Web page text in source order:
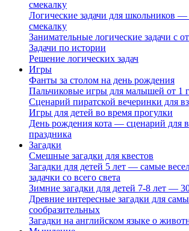
смекалку
Логические задачи для школьников —
смекалку
Занимательные логические задачи с
Задачи по истории
Решение логических задач
Игры
Фанты за столом на день рождения
Пальчиковые игры для малышей от 1
Сценарий пиратской вечеринки для
Игры для детей во время прогулки
День рождения кота — сценарий для
праздника
Загадки
Смешные загадки для квестов
Загадки для детей 5 лет — самые
задачки со всего света
Зимние загадки для детей 7-8 лет —
Древние интересные загадки для
сообразительных
Загадки на английском языке о